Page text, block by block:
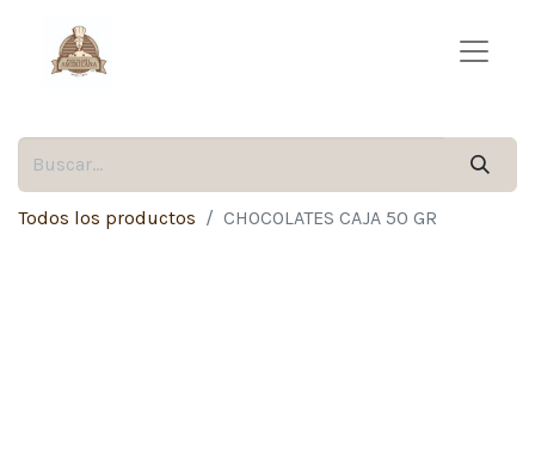
Todos los productos CHOCOLATES CAJA 50 GR